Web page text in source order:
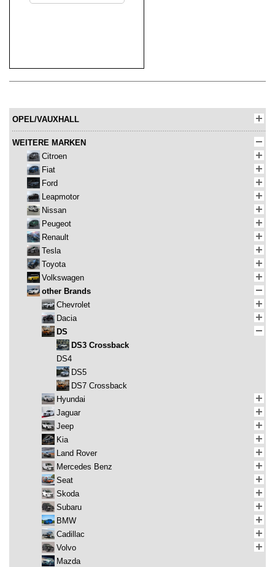
OPEL/VAUXHALL
WEITERE MARKEN
Citroen
Fiat
Ford
Leapmotor
Nissan
Peugeot
Renault
Tesla
Toyota
Volkswagen
other Brands
Chevrolet
Dacia
DS
DS3 Crossback
DS4
DS5
DS7 Crossback
Hyundai
Jaguar
Jeep
Kia
Land Rover
Mercedes Benz
Seat
Skoda
Subaru
BMW
Cadillac
Volvo
Mazda